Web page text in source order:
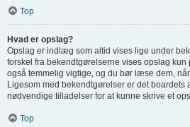
Top
Hvad er opslag?
Opslag er indlæg som altid vises lige under
forskel fra bekendtgørelserne vises opslag kun
også temmelig vigtige, og du bør læse dem,
Ligesom med bekendtgørelser er det boardets
nødvendige tilladelser for at kunne skrive et
Top